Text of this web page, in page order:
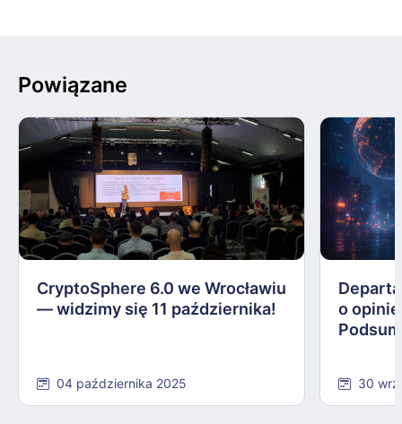
Powiązane
CryptoSphere 6.0 we Wrocławiu
— widzimy się 11 października!
04 października 2025
o opinie
30